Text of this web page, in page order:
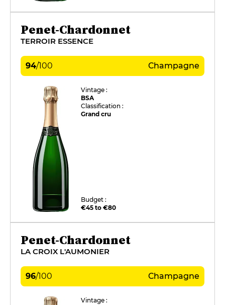
Penet-Chardonnet
TERROIR ESSENCE
94/100 Champagne
Vintage :
BSA
Classification :
Grand cru
Budget :
€45 to €80
Penet-Chardonnet
LA CROIX L'AUMONIER
96/100 Champagne
Vintage :